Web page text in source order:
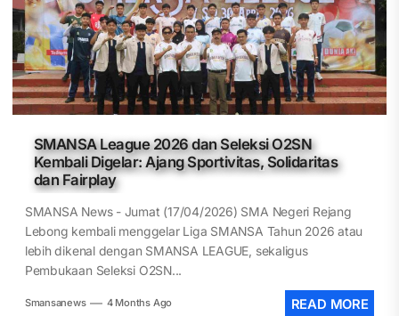
SMANSA League 2026 dan Seleksi O2SN
Kembali Digelar: Ajang Sportivitas, Solidaritas
dan Fairplay
SMANSA News - Jumat (17/04/2026) SMA Negeri Rejang
Lebong kembali menggelar Liga SMANSA Tahun 2026 atau
lebih dikenal dengan SMANSA LEAGUE, sekaligus
Pembukaan Seleksi O2SN...
Smansanews 4 Months Ago READ MORE